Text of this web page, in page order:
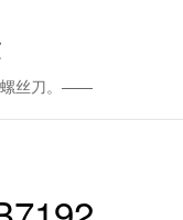
螺丝刀。——